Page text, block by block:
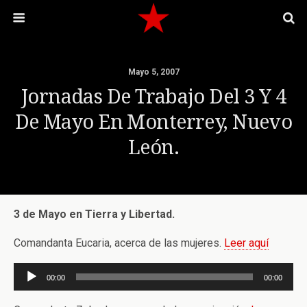
Mayo 5, 2007
Jornadas De Trabajo Del 3 Y 4
De Mayo En Monterrey, Nuevo
León.
3 de Mayo en Tierra y Libertad.
Comandanta Eucaria, acerca de las mujeres. Leer aquí
Reproductor
de
00:00 00:00